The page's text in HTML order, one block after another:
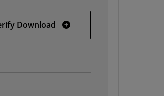
Download SDSoC 2019.1 web